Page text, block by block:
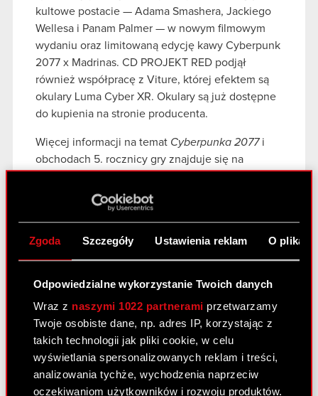
Zgoda Szczegóły Ustawienia reklam O
Odpowiedzialne wykorzystanie Twoich danych
Wraz z naszymi 1022 partnerami przetwarzamy
Twoje osobiste dane, np. adres IP, korzystając z
takich technologii jak pliki cookie, w celu
wyświetlania spersonalizowanych reklam i treści,
analizowania tychże, wychodzenia naprzeciw
oczekiwaniom użytkowników i rozwoju produktów.
kultowe postacie — Adama Smashera, Jackiego
Wellesa i Panam Palmer — w nowym filmowym
wydaniu oraz limitowaną edycję kawy Cyberpunk
2077 x Madrinas. CD PROJEKT RED podjął
również współpracę z Viture, której efektem są
okulary Luma Cyber XR. Okulary są już dostępne
do kupienia na stronie producenta.
Więcej informacji na temat Cyberpunka 2077i
obchodach 5. rocznicy gry znajduje się na
Zobacz również:
CD PROJEKT podsumowuje I